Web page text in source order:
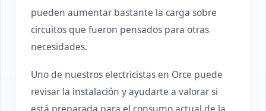
pueden aumentar bastante la carga sobre
circuitos que fueron pensados para otras
necesidades.
Uno de nuestros electricistas en Orce puede
revisar la instalación y ayudarte a valorar si